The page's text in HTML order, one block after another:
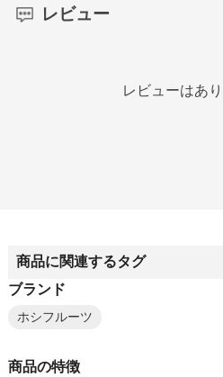
レビュー
レビューはあり
商品に関連するタグ
ブランド
ホシフルーツ
商品の特徴